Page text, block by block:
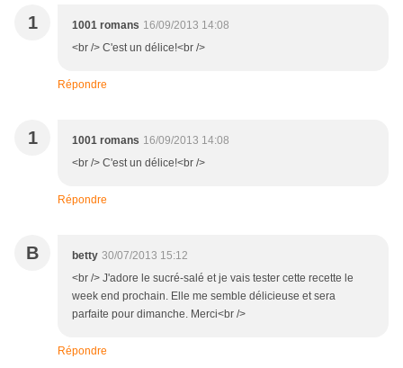
1 1001 romans 16/09/2013 14:08
<br /> C'est un délice!<br />
Répondre
1 1001 romans 16/09/2013 14:08
<br /> C'est un délice!<br />
Répondre
B betty 30/07/2013 15:12
<br /> J'adore le sucré-salé et je vais tester cette recette le
week end prochain. Elle me semble délicieuse et sera
parfaite pour dimanche. Merci<br />
Répondre